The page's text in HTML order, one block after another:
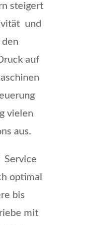
steigert
und
auf
vielen
aus.
Service
optimal
bis
mit